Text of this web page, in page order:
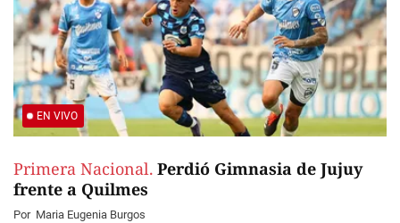
EN VIVO
Primera Nacional. Perdió Gimnasia de Jujuy
frente a Quilmes
Por Maria Eugenia Burgos